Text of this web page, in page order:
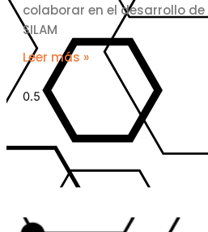
colaborar en el desarrollo de
SILAM
Leer más »
« Anterior